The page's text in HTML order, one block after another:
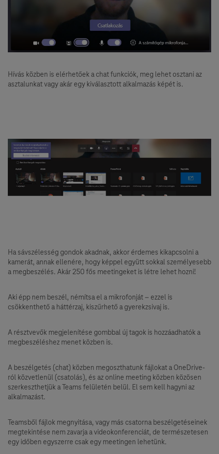
Hívás közben is elérhetőek a chat funkciók, meg lehet osztani az
asztalunkat vagy akár egy kiválasztott alkalmazás képét is.
Ha sávszélesség gondok akadnak, akkor érdemes kikapcsolni a
kamerát, annak ellenére, hogy képpel együtt sokkal személyesebb
a megbeszélés. Akár 250 fős meetingeket is létre lehet hozni!
Aki épp nem beszél, némítsa el a mikrofonját – ezzel is
csökkenthető a háttérzaj, kiszűrhető a gyerekzsivaj is.
A résztvevők megjelenítése gombbal új tagok is hozzáadhatók a
megbeszéléshez menet közben is.
A beszélgetés (chat) közben megoszthatunk fájlokat a OneDrive-
ról közvetlenül (csatolás), és az online meeting közben közösen
szerkeszthetjük a Teams felületén belül. El sem kell hagyni az
alkalmazást.
Teamsből fájlok megnyitása, vagy más csatorna beszélgetéseinek
megtekintése nem zavarja a videokonferenciát, de természetesen
egy időben egyszerre csak egy meetingen lehetünk.